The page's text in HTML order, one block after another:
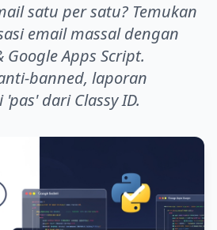
satu per satu? Temukan
email massal dengan
Apps Script.
banned, laporan
dari Classy ID.